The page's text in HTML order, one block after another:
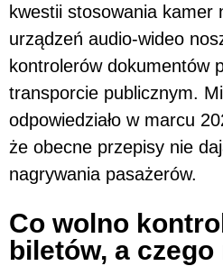
kwestii stosowania kamer
urządzeń audio-wideo
kontrolerów dokumentów
transporcie publicznym.
odpowiedziało w marcu
że obecne przepisy nie
nagrywania pasażerów.
Co wolno
biletów, a